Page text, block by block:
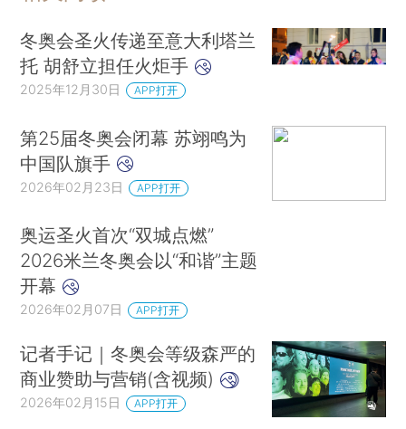
冬奥会圣火传递至意大利塔兰
托 胡舒立担任火炬手
2025年12月30日 APP打开
第25届冬奥会闭幕 苏翊鸣为
中国队旗手
2026年02月23日 APP打开
奥运圣火首次“双城点燃”
2026米兰冬奥会以“和谐”主题
开幕
2026年02月07日 APP打开
记者手记｜冬奥会等级森严的
商业赞助与营销(含视频)
2026年02月15日 APP打开